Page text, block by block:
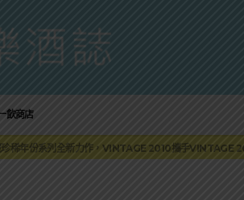
飲商店
金色三麥3度攜手花蓮瓜農品牌「阿強西瓜」
系列「柚子雪見」限量登場！首款罐裝GIN SODA 10月同
士忌零關稅！烈酒產業再次迎來重磅利多
稀年份系列全新力作，VINTAGE 2010攜手VINTAGE
重磅跨界，辣味伏特加7月強勢登台一口重擊味蕾
金色三麥3度攜手花蓮瓜農品牌「阿強西瓜」